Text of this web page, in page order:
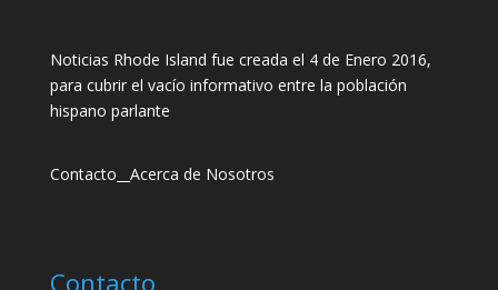
Noticias Rhode Island fue creada el 4 de Enero 2016,
para cubrir el vacío informativo entre la población
hispano parlante
Contacto Acerca de Nosotros
Contacto